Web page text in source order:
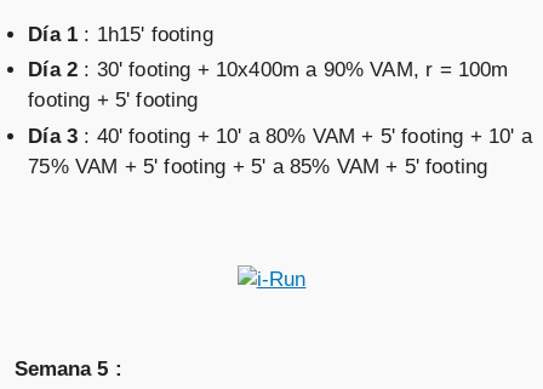
Día 1 : 1h15' footing
Día 2 : 30' footing + 10x400m a 90% VAM, r = 100m
footing + 5' footing
Día 3 : 40' footing + 10' a 80% VAM + 5' footing + 10' a
75% VAM + 5' footing + 5' a 85% VAM + 5' footing
Semana 5 :